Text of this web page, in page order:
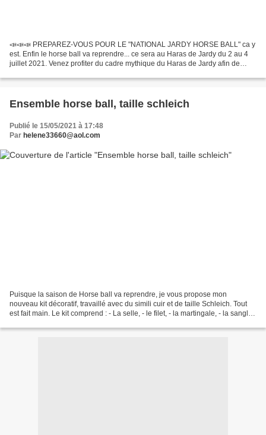
📣📣📣 PREPAREZ-VOUS POUR LE "NATIONAL JARDY HORSE BALL" ca y
est. Enfin le horse ball va reprendre... ce sera au Haras de Jardy du 2 au 4
juillet 2021. Venez profiter du cadre mythique du Haras de Jardy afin de
Ensemble horse ball, taille schleich
Publié le 15/05/2021 à 17:48
Par helene33660@aol.com
Puisque la saison de Horse ball va reprendre, je vous propose mon
nouveau kit décoratif, travaillé avec du simili cuir et de taille Schleich. Tout
est fait main. Le kit comprend : - La selle, - le filet, - la martingale, - la sangle